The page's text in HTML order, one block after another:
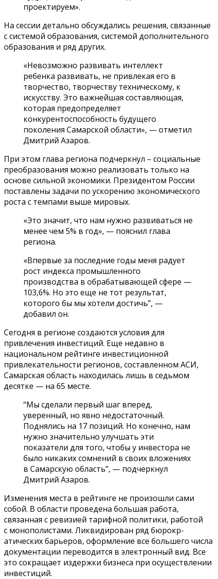
проектируем».
На сессии детально обсуждались решения, связанные
с системой образования, системой дополнительного
образования и ряд других.
«Невозможно развивать интеллект
ребенка развивать, не привлекая его в
творчество, творчеству техническому, к
искусству. Это важнейшая составляющая,
которая предопределяет
конкурентоспособность будущего
поколения Самарской области», — отметил
Дмитрий Азаров.
При этом глава региона подчеркнул – социальные
преобразования можно реализовать только на
основе сильной экономики. Президентом России
поставлены задачи по ускорению экономического
роста с темпами выше мировых.
«Это значит, что нам нужно развиваться не
менее чем 5% в год», — пояснил глава
региона.
«Впервые за последние годы меня радует
рост индекса промышленного
производства в обрабатывающей сфере —
103,6%. Но это еще не тот результат,
которого бы мы хотели достичь”, —
добавил он.
Сегодня в регионе создаются условия для
привлечения инвестиций. Еще недавно в
национальном рейтинге инвестиционной
привлекательности регионов, составленном АСИ,
Самарская область находилась лишь в седьмом
десятке — на 65 месте.
“Мы сделали первый шаг вперед,
уверенный, но явно недостаточный.
Поднялись на 17 позиций. Но конечно, нам
нужно значительно улучшать эти
показатели для того, чтобы у инвестора не
было никаких сомнений в своих вложениях
в Самарскую об­ласть”, — подчеркнул
Дмитрий Азаров.
Изменения места в рейтинге не произо­шли сами
собой. В области проведена большая работ­а,
связанная с ревиз­ией тарифной политик­и, работой
с монополистами. Ликвидирован ряд бюрокр­
атических барьеров, оформление все большего числа
доку­ментации пер­еводится в электронный вид. Все
это сокращает издер­жки бизнеса при осущ­ествлении
инвестиций.